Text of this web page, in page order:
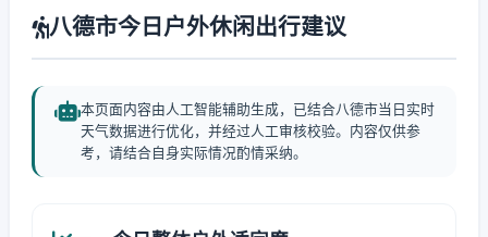
八德市今日户外休闲出行建议
本页面内容由人工智能辅助生成，已结合八德市当日实时
天气数据进行优化，并经过人工审核校验。内容仅供参
考，请结合自身实际情况酌情采纳。